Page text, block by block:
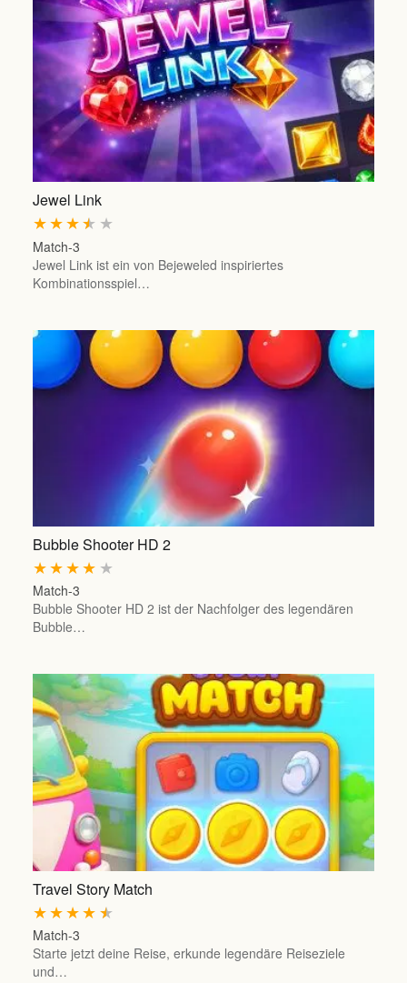
Jewel Link
★
★
★
★
★
Match-3
Jewel Link ist ein von Bejeweled inspiriertes
Kombinationsspiel…
Bubble Shooter HD 2
★
★
★
★
★
Match-3
Bubble Shooter HD 2 ist der Nachfolger des legendären
Bubble…
Travel Story Match
★
★
★
★
★
Match-3
Starte jetzt deine Reise, erkunde legendäre Reiseziele
und…